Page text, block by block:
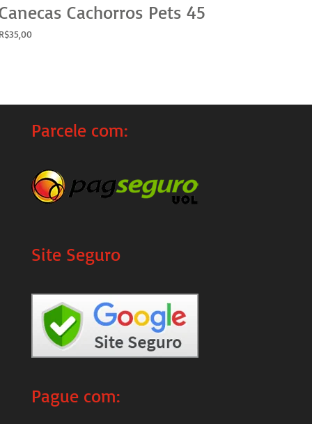
Cachorros Pets 45
35,00
Parcele com:
Site Seguro
Pague com: